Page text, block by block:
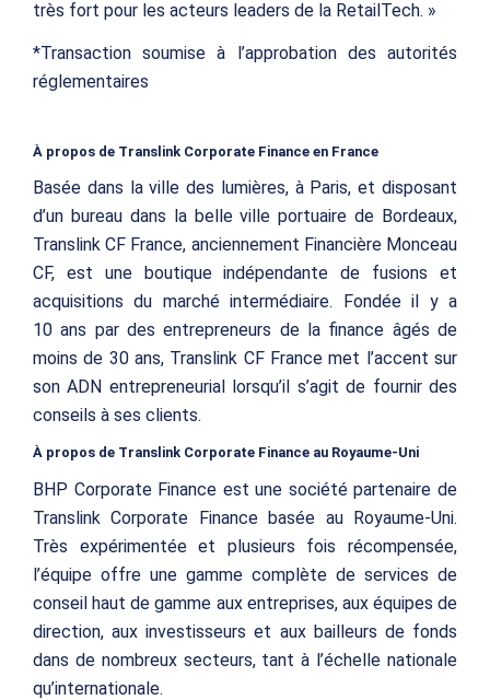
très fort pour les acteurs leaders de la RetailTech. »
*Transaction soumise à l’approbation des autorités
réglementaires
À propos de Translink Corporate Finance en France
Basée dans la ville des lumières, à Paris, et disposant
d’un bureau dans la belle ville portuaire de Bordeaux,
Translink CF France, anciennement Financière Monceau
CF, est une boutique indépendante de fusions et
acquisitions du marché intermédiaire. Fondée il y a
10 ans par des entrepreneurs de la finance âgés de
moins de 30 ans, Translink CF France met l’accent sur
son ADN entrepreneurial lorsqu’il s’agit de fournir des
conseils à ses clients.
À propos de Translink Corporate Finance au Royaume-Uni
BHP Corporate Finance est une société partenaire de
Translink Corporate Finance basée au Royaume-Uni.
Très expérimentée et plusieurs fois récompensée,
l’équipe offre une gamme complète de services de
conseil haut de gamme aux entreprises, aux équipes de
direction, aux investisseurs et aux bailleurs de fonds
dans de nombreux secteurs, tant à l’échelle nationale
qu’internationale.